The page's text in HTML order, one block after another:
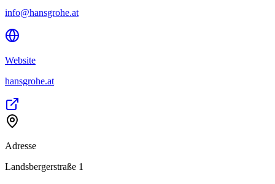
info@hansgrohe.at
Website
hansgrohe.at
Adresse
Landsbergerstraße 1